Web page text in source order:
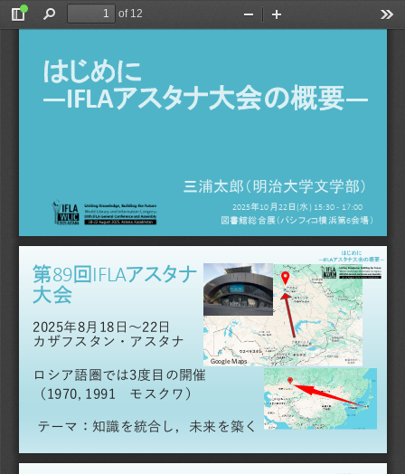
Toggle
Find
of 12
Zoom
はじめに
―IFLAアスタナ大会の概要―
三浦太郎（明治大学文学部）
2025年10 月22 日(水) 15:30 - 17:00
図書館総合展（パシフィコ横浜第6会場）
第89回IFLAアスタナ
大会
2025年8月 18 日～22日
カザフスタン・アスタナ
ロシア語圏では3度目の開催
（1970, 1991 モスクワ）
テーマ：知識を統合し，未来を築く
Google Maps